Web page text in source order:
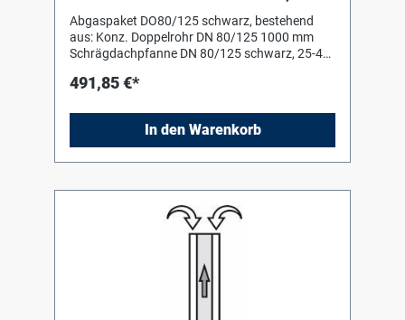
Dachziegel, 2m Rohr,1Bogen
Abgaspaket DO80/125 schwarz, bestehend
aus: Konz. Doppelrohr DN 80/125 1000 mm
Schrägdachpfanne DN 80/125 schwarz, 25-45
Montagehilfe (Schiebestück) 1 Konz. Bogen 87
491,85 €*
In den Warenkorb